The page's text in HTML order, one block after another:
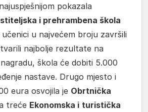
pokazala
i prehrambena škola
učenici u najvećem broju završili
najbolje rezultate na
škola će dobiti 5.000
nastave. Drugo mjesto i
eura osvojila je Obrtnička
treće Ekonomska i turistička